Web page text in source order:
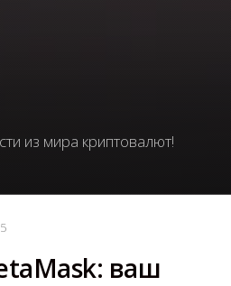
из мира криптовалют!
ваш